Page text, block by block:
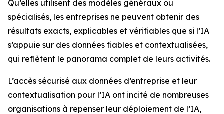
Qu’elles utilisent des modèles généraux ou
spécialisés, les entreprises ne peuvent obtenir des
résultats exacts, explicables et vérifiables que si l’IA
s’appuie sur des données fiables et contextualisées,
qui reflètent le panorama complet de leurs activités.
L’accès sécurisé aux données d’entreprise et leur
contextualisation pour l’IA ont incité de nombreuses
organisations à repenser leur déploiement de l’IA,